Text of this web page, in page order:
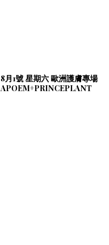
8月1號 星期六 歐洲護膚專場
APOEM+PRINCEPLANT